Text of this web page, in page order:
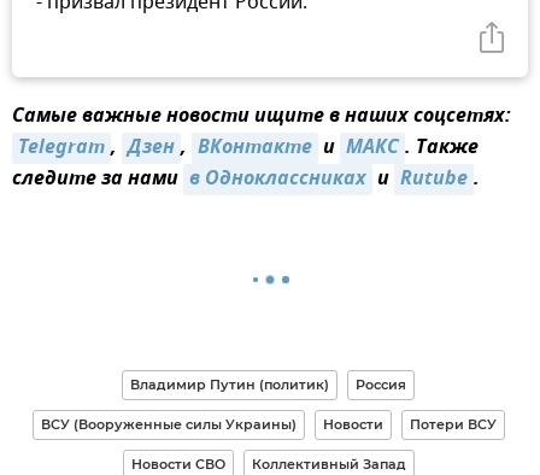
Самые важные новости ищите в наших соцсетях:
Telegram, Дзен, ВКонтакте и МАКС. Также
следите за нами в Одноклассниках и Rutube.
Владимир Путин (политик) Россия
ВСУ (Вооруженные силы Украины) Новости Потери ВСУ
Новости СВО Коллективный Запад